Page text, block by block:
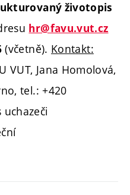
životopis
hr@favu.vut.cz
(včetně). Kontakt:
VUT, Jana Homolová,
tel.: +420